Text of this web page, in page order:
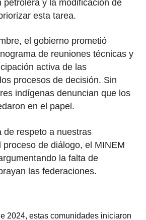
esta tarea.
el gobierno prometió
de reuniones técnicas y
activa de las
procesos de decisión. Sin
indígenas denuncian que los
en el papel.
de respeto a nuestras
proceso de diálogo, el MINEM
la falta de
las federaciones.
2024, estas comunidades iniciaron